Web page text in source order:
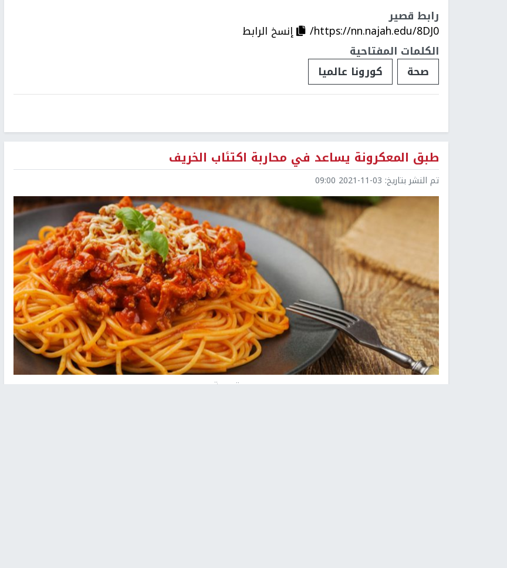
رابط قصير
https://nn.najah.edu/8DJ0/
إنسخ الرابط
الكلمات المفتاحية
صحة
كورونا عالميا
طبق المعكرونة يساعد في محاربة اكتئاب الخريف
تم النشر بتاريخ: 2021-11-03 09:00
تعبيرية